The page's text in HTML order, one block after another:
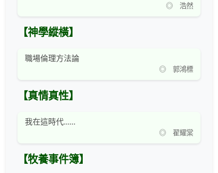
◎ 浩然
【神學縱橫】
職場倫理方法論
◎ 郭鴻標
【真情真性】
我在這時代......
◎ 翟耀棠
【牧養事件簿】